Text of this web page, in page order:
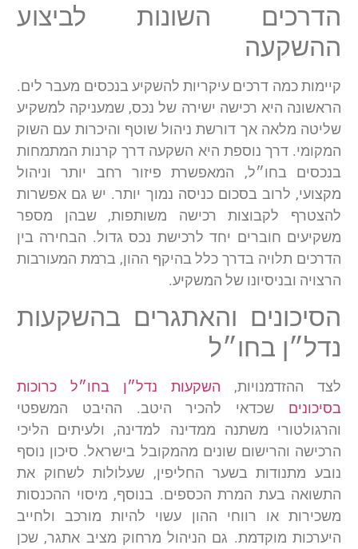
הדרכים השונות לביצוע
ההשקעה
קיימות כמה דרכים עיקריות להשקיע בנכסים מעבר לים.
הראשונה היא רכישה ישירה של נכס, שמעניקה למשקיע
שליטה מלאה אך דורשת ניהול שוטף והיכרות עם השוק
המקומי. דרך נוספת היא השקעה דרך קרנות המתמחות
בנכסים בחו״ל, המאפשרת פיזור רחב יותר וניהול
מקצועי, לרוב בסכום כניסה נמוך יותר. יש גם אפשרות
להצטרף לקבוצות רכישה משותפות, שבהן מספר
משקיעים חוברים יחד לרכישת נכס גדול. הבחירה בין
הדרכים תלויה בדרך כלל בהיקף ההון, ברמת המעורבות
הרצויה ובניסיונו של המשקיע.
הסיכונים והאתגרים בהשקעות
נדל״ן בחו״ל
לצד ההזדמנויות, השקעות נדל״ן בחו״ל כרוכות
בסיכונים שכדאי להכיר היטב. ההיבט המשפטי
והרגולטורי משתנה ממדינה למדינה, ולעיתים הליכי
הרכישה והרישום שונים מהמקובל בישראל. סיכון נוסף
נובע מתנודות בשער החליפין, שעלולות לשחוק את
התשואה בעת המרת הכספים. בנוסף, מיסוי ההכנסות
משכירות או רווחי ההון עשוי להיות מורכב ולחייב
היערכות מוקדמת. גם הניהול מרחוק מציב אתגר, שכן